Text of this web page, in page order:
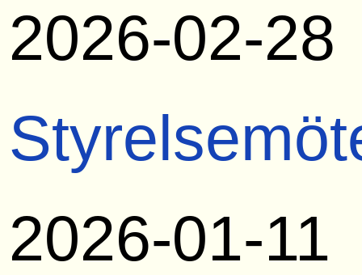
2026-02-28
2026-01-11